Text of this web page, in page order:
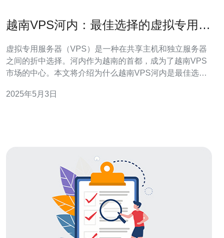
越南VPS河内：最佳选择的虚拟专用服
虚拟专用服务器（VPS）是一种在共享主机和独立服务器
之间的折中选择。河内作为越南的首都，成为了越南VPS
市场的中心。本文将介绍为什么越南VPS河内是最佳选择
1.地理位置优势 河内地理位置接近东南亚其他国家，如中
2025年5月3日